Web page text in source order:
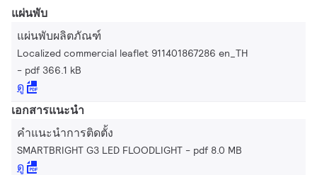
แผ่นพับ
แผ่นพับผลิตภัณฑ์
Localized commercial leaflet 911401867286 en_TH
pdf 366.1 kB
ดู
เอกสารแนะนำ
คำแนะนำการติดตั้ง
SMARTBRIGHT G3 LED FLOODLIGHT pdf 8.0 MB
ดู